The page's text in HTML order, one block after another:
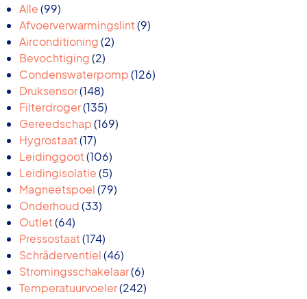
Alle 9999
producten
Afvoerverwarmingslint 99
Airconditioning 22
Bevochtiging 22
producten
Condenswaterpomp 126126
Druksensor 148148
producten
Filterdroger 135135
producten
Gereedschap 169169
Hygrostaat 1717
producten
Leidinggoot 106106
producten
Leidingisolatie 55
producten
Magneetspoel 7979
Onderhoud 3333
Outlet 6464
producten
Pressostaat 174174
producten
Schräderventiel 4646
producten
Stromingsschakelaar 66
producten
Temperatuurvoeler 242242